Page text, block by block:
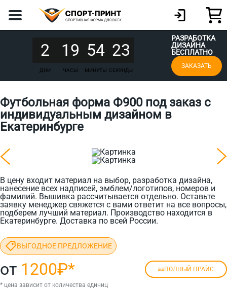
2
ДНИ
19
ЧАСЫ
54
МИНУТЫ
23
СЕКУНДЫ
РАЗРАБОТКА
ДИЗАЙНА
БЕСПЛАТНО
ЗАКАЗАТЬ
Футбольная форма Ф900 под заказ с
индивидуальным дизайном в
Екатеринбурге
В цену входит материал на выбор, разработка дизайна,
нанесение всех надписей, эмблем/логотипов, номеров и
фамилий. Вышивка рассчитывается отдельно. Оставьте
заявку менеджер свяжется с вами ответит на все вопросы,
подберем лучший материал. Производство находится в
Екатеринбурге. Доставка по всей России.
ВЫГОДНОЕ ПРЕДЛОЖЕНИЕ
от 1200₽* ПОЛНЫЙ ПРАЙС
* цена зависит от количества единиц